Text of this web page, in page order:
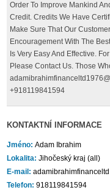
Order To Improve Mankind
Credit. Credits We Have
Make Sure That Our
Encouragement With The
Is Very Easy And Effective.
Please Contact Us. Those
+918119841594
KONTAKTNÍ INFORMACE
Jméno: Adam Ibrahim
Lokalita: Jihočeský kraj (all)
E-mail:
Telefon: 918119841594